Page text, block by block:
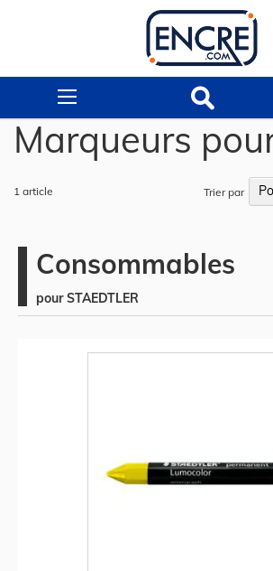
Marqueurs
1 article Trier par
Consommables
pour STAEDTLER